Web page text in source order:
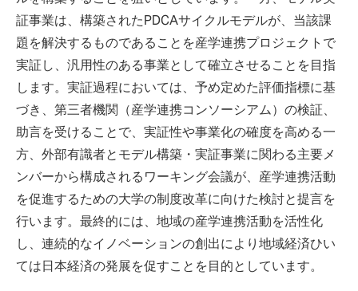
証事業は、構築されたPDCAサイクルモデルが、当該課
題を解決するものであることを産学連携プロジェクトで
実証し、汎用性のある事業として確立させることを目指
します。実証過程においては、予め定めた評価指標に基
づき、第三者機関（産学連携コンソーシアム）の検証、
助言を受けることで、実証性や事業化の確度を高める一
方、外部有識者とモデル構築・実証事業に関わる主要メ
ンバーから構成されるワーキング会議が、産学連携活動
を促進するための大学の制度改革に向けた検討と提言を
行います。最終的には、地域の産学連携活動を活性化
し、連続的なイノベーションの創出により地域経済ひい
ては日本経済の発展を促すことを目的としています。